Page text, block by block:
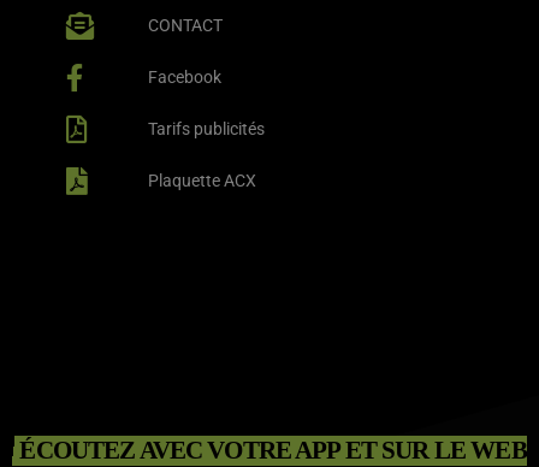
CONTACT
Facebook
Tarifs publicités
Plaquette ACX
ÉCOUTEZ AVEC VOTRE APP ET SUR LE WEB